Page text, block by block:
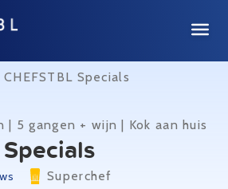
CHEFSTBL Specials
| 5 gangen + wijn | Kok aan huis
Superchef